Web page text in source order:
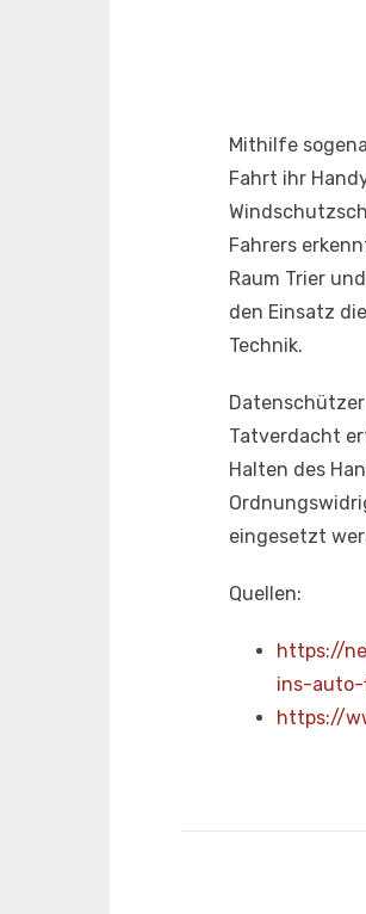
Mithilfe
Fahrt ihr
Fahrers
Raum Trier
den Einsatz
Technik.
Tatverdacht
Halten des
eingesetzt
Quellen:
https://
ins-
https://